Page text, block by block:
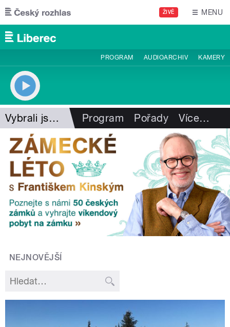
Přejít k hlavnímu obsahu
ŽIVĚ MENU
PROGRAM AUDIOARCHIV KAMERY
Vybrali jsme pro vás Program Pořady Více…
NEJNOVĚJŠÍ